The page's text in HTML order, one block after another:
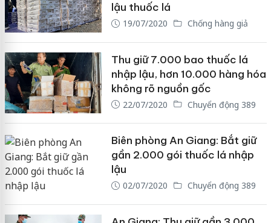
lậu thuốc lá
19/07/2020 Chống hàng giả
Thu giữ 7.000 bao thuốc lá
nhập lậu, hơn 10.000 hàng hóa
không rõ nguồn gốc
22/07/2020 Chuyển động 389
Biên phòng An Giang: Bắt giữ
gần 2.000 gói thuốc lá nhập
lậu
02/07/2020 Chuyển động 389